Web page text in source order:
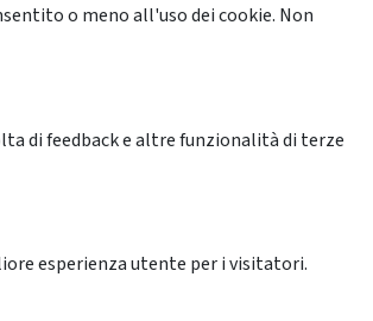
o meno all'uso dei cookie. Non
di feedback e altre funzionalità di terze
esperienza utente per i visitatori.